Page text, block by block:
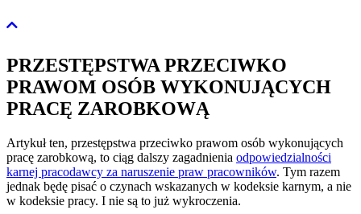
PRZESTĘPSTWA PRZECIWKO
PRAWOM OSÓB WYKONUJĄCYCH
PRACĘ ZAROBKOWĄ
Artykuł ten, przestępstwa przeciwko prawom osób wykonujących
pracę zarobkową, to ciąg dalszy zagadnienia odpowiedzialności
karnej pracodawcy za naruszenie praw pracowników. Tym razem
jednak będę pisać o czynach wskazanych w kodeksie karnym, a nie
w kodeksie pracy. I nie są to już wykroczenia.